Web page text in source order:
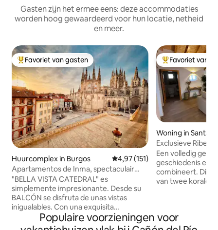
Gasten zijn het ermee eens: deze accommodaties
worden hoog gewaardeerd voor hun locatie, netheid
en meer.
Topfavoriet van gasten
Favoriet van gasten
Huurcomplex in Burgos Gemiddelde beoordeling van
4,97 (151)
Apartamentos de Inma, spectaculair
appartement
"BELLA VISTA CATEDRAL" es
simplemente impresionante. Desde su
BALCÓN se disfruta de unas vistas
inigualables. Con una exquisita
decoración conjuga comodidad y diseño
en una vivienda de LUJO, A ESTRENAR.
Topfavoriet van
Favoriet van
Woning in Santa
ercadillo
Exclusieve Ribera
Netflix en wifi
Een volledig
geschiedenis en
combineert. Dit
van twee koralen
grootste luxe die er is. Uitgerust
voorzieningen,
Populaire voorzieningen voor